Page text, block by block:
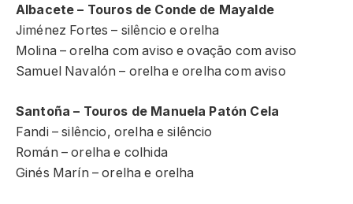
Albacete – Touros de Conde de Mayalde
Jiménez Fortes – silêncio e orelha
Molina – orelha com aviso e ovação com aviso
Samuel Navalón – orelha e orelha com aviso
Santoña – Touros de Manuela Patón Cela
Fandi – silêncio, orelha e silêncio
Román – orelha e colhida
Ginés Marín – orelha e orelha